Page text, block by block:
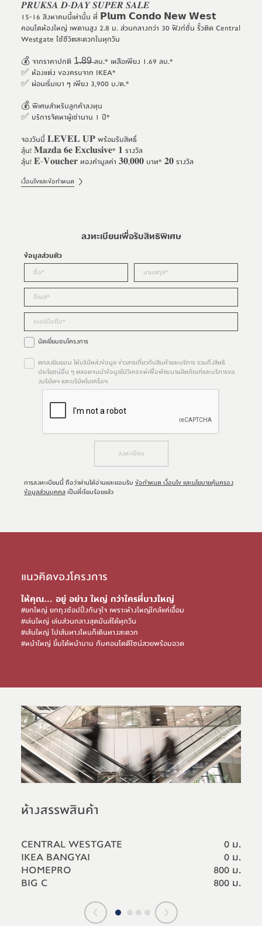
𝑷𝑹𝑼𝑲𝑺𝑨 𝑫-𝑫𝑨𝒀 𝑺𝑼𝑷𝑬𝑹 𝑺𝑨𝑳𝑬
15-16 สิงหาคมนี้เท่านั้น ที่ 𝗣𝗹𝘂𝗺 𝗖𝗼𝗻𝗱𝗼 𝗡𝗲𝘄 𝗪𝗲𝘀𝘁
คอนโดห้องใหญ่ เพดานสูง 2.8 ม. ส่วนกลางกว่า 30 ฟังก์ชั่น รั้วติด Central
Westgate ใช้ชีวิตสะดวกในทุกวัน
💰 จากราคาปกติ 1̶.̶8̶9̶ ลบ.* เหลือเพียง 1.69 ลบ.*
✅ ห้องแต่ง ของครบจาก IKEA*
✅ ผ่อนเริ่มเบา ๆ เพียง 3,900 บ./ด.*
💰 พิเศษสำหรับลูกค้าลงทุน
✅ บริการจัดหาผู้เช่านาน 1 ปี*
จองวันนี้ 𝐋𝐄𝐕𝐄𝐋 𝐔𝐏 พร้อมรับสิทธิ์
ลุ้น! 𝐌𝐚𝐳𝐝𝐚 𝟔𝐞 𝐄𝐱𝐜𝐥𝐮𝐬𝐢𝐯𝐞* 𝟏 รางวัล
ลุ้น! 𝐄-𝐕𝐨𝐮𝐜𝐡𝐞𝐫 ทองคำมูลค่า 𝟑𝟎,𝟎𝟎𝟎 บาท* 𝟐𝟎 รางวัล
เงื่อนไขและข้อกำหนด
ลงทะเบียนเพื่อรับสิทธิพิเศษ
ข้อมูลส่วนตัว
นัดเยี่ยมชมโครงการ
ตกลงยินยอม ให้บริษัทส่งข้อมูล ข่าวสารเกี่ยวกับสินค้าและบริการ รวมถึงสิทธิ
ประโยชน์อื่น ๆ ตลอดจนนำข้อมูลไปวิเคราะห์เพื่อพัฒนาผลิตภัณฑ์และบริการขอ
งบริษัทฯ และบริษัทในเครือฯ
ลงทะเบียน
การลงทะเบียนนี้ ถือว่าท่านได้อ่านและยอมรับ ข้อกำหนด เงื่อนไข และนโยบายคุ้มครอง
ข้อมูลส่วนบุคคล เป็นที่เรียบร้อยแล้ว
แนวคิดของโครงการ
ให้คุณ… อยู่ อย่าง ใหญ่ กว่าใครที่บางใหญ่
#ยกใหญ่ ยกถุงช้อปปิ้งกันจุใจ เพราะห้างใหญ่ใกล้แค่เอื้อม
#เล่นใหญ่ เล่นส่วนกลางสุดมันส์ได้ทุกวัน
#เส้นใหญ่ ไปเส้นทางไหนก็เดินทางสะดวก
#หน้าใหญ่ ยิ้มได้หน้าบาน กับคอนโดดีไซน์สวยพร้อมอวด
ห้างสรรพสินค้า
CENTRAL WESTGATE
0 ม.
IKEA BANGYAI
0 ม.
HOMEPRO
800 ม.
BIG C
800 ม.